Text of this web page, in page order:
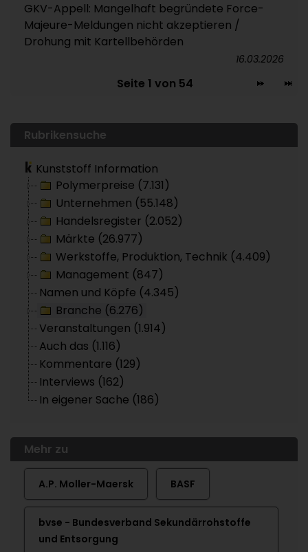
GKV-Appell: Mangelhaft begründete Force-
Majeure-Meldungen nicht akzeptieren /
Drohung mit Kartellbehörden
16.03.2026
Seite 1 von 54
Rubrikensuche
Kunststoff Information
Polymerpreise (7.131)
Unternehmen (55.148)
Handelsregister (2.052)
Märkte (26.977)
Werkstoffe, Produktion, Technik (4.409)
Management (847)
Namen und Köpfe (4.345)
Branche (6.276)
Veranstaltungen (1.914)
Auch das (1.116)
Kommentare (129)
Interviews (162)
In eigener Sache (186)
Mehr zu
A.P. Moller-Maersk BASF
bvse - Bundesverband Sekundärrohstoffe
und Entsorgung